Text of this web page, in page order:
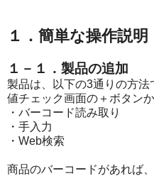
１．簡単な操作説明
１－１．製品の追加
製品は、以下の3通りの方
値チェック画面の＋ボタン
・バーコード読み取り
・手入力
・Web検索
商品のバーコードがあれば